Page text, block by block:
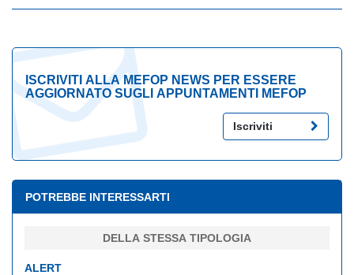
ISCRIVITI ALLA MEFOP NEWS PER ESSERE
AGGIORNATO SUGLI APPUNTAMENTI MEFOP
Iscriviti
POTREBBE INTERESSARTI
DELLA STESSA TIPOLOGIA
ALERT